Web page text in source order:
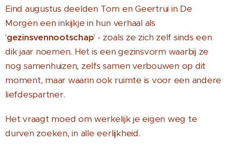
Eind augustus deelden Tom en Geertrui in De
Morgen een inkijkje in hun verhaal als
'gezinsvennootschap' - zoals ze zich zelf sinds een
dik jaar noemen. Het is een gezinsvorm waarbij ze
nog samenhuizen, zelfs samen verbouwen op dit
moment, maar waarin ook ruimte is voor een andere
liefdespartner.
Het vraagt moed om werkelijk je eigen weg te
durven zoeken, in alle eerlijkheid.